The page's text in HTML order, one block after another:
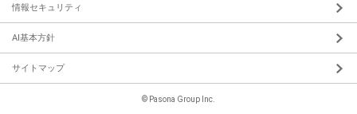
情報セキュリティ
AI基本方針
サイトマップ
© Pasona Group Inc.